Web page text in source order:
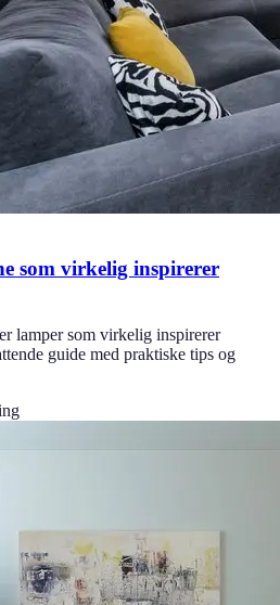
som virkelig inspirerer
lamper som virkelig inspirerer
guide med praktiske tips og